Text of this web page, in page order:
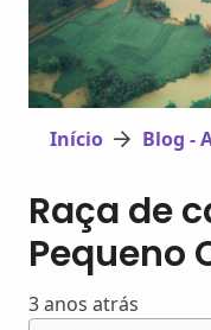
Início Blog -
Raça de
Pequeno
3 anos atrás